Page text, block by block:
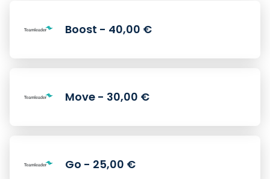
Boost - 40,00 €
Move - 30,00 €
Go - 25,00 €